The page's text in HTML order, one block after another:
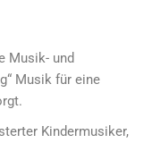
Musik- und
Musik für eine
Kindermusiker,